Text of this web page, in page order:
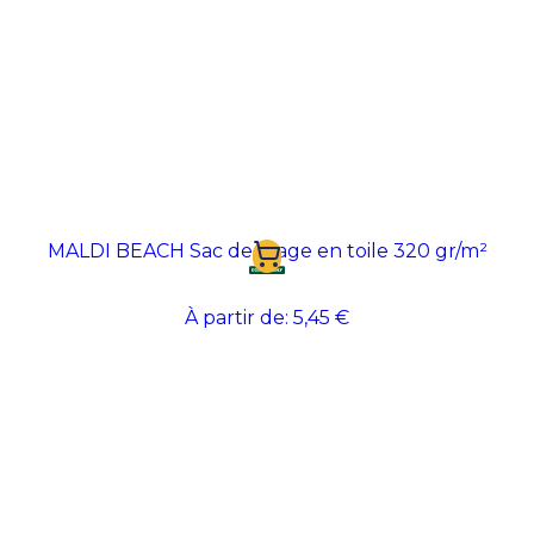
MALDI BEACH Sac de plage en toile 320 gr/m²
À partir de: 5,45 €